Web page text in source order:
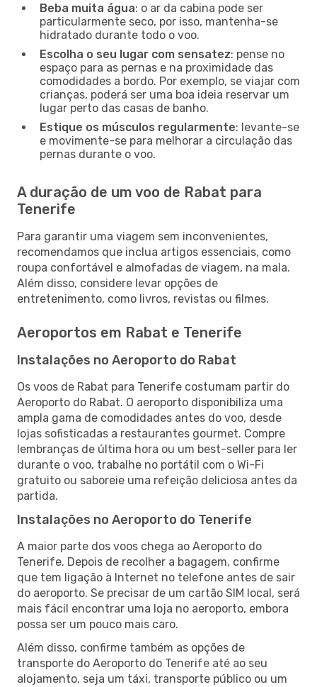
Beba muita água: o ar da cabina pode ser
particularmente seco, por isso, mantenha-se
hidratado durante todo o voo.
Escolha o seu lugar com sensatez: pense no
espaço para as pernas e na proximidade das
comodidades a bordo. Por exemplo, se viajar com
crianças, poderá ser uma boa ideia reservar um
lugar perto das casas de banho.
Estique os músculos regularmente: levante-se
e movimente-se para melhorar a circulação das
pernas durante o voo.
A duração de um voo de Rabat para
Tenerife
Para garantir uma viagem sem inconvenientes,
recomendamos que inclua artigos essenciais, como
roupa confortável e almofadas de viagem, na mala.
Além disso, considere levar opções de
entretenimento, como livros, revistas ou filmes.
Aeroportos em Rabat e Tenerife
Instalações no Aeroporto do Rabat
Os voos de Rabat para Tenerife costumam partir do
Aeroporto do Rabat. O aeroporto disponibiliza uma
ampla gama de comodidades antes do voo, desde
lojas sofisticadas a restaurantes gourmet. Compre
lembranças de última hora ou um best-seller para ler
durante o voo, trabalhe no portátil com o Wi-Fi
gratuito ou saboreie uma refeição deliciosa antes da
partida.
Instalações no Aeroporto do Tenerife
A maior parte dos voos chega ao Aeroporto do
Tenerife. Depois de recolher a bagagem, confirme
que tem ligação à Internet no telefone antes de sair
do aeroporto. Se precisar de um cartão SIM local, será
mais fácil encontrar uma loja no aeroporto, embora
possa ser um pouco mais caro.
Além disso, confirme também as opções de
transporte do Aeroporto do Tenerife até ao seu
alojamento, seja um táxi, transporte público ou um